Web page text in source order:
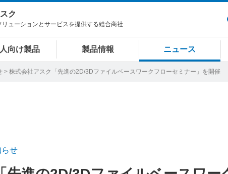
ク
リューションとサービスを提供する総合商社
向け製品 製品情報 ニュース
> 株式会社アスク「先進の2D/3Dファイルベースワークフローセミナー」を開催
らせ